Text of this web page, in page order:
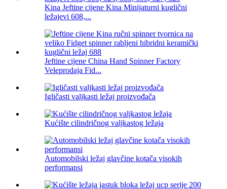
Kina Jeftine cijene Kina Minijaturni kuglični
ležajevi 608,...
Jeftine cijene China Hand Spinner Factory
Veleprodaja Fid...
Igličasti valjkasti ležaj proizvođača
Kućište cilindričnog valjkastog ležaja
Automobilski ležaj glavčine kotača visokih
performansi